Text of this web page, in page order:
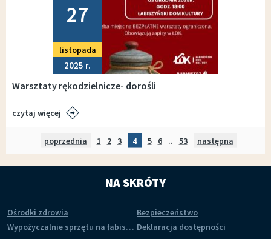
27
listopada
2025
Warsztaty rękodzielnicze- dorośli
czytaj więcej
poprzednia strona
Strona
1 Strona
2 Strona
3 Strona
4 Strona
5 Strona
6 .. Strona
53 następna
NA SKRÓTY
Ośrodki zdrowia
Bezpieczeństwo
Wypożyczalnie sprzętu na łabiszyńskiej wyspie Deklaracja dostępności